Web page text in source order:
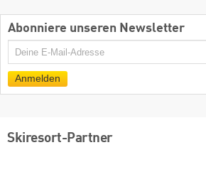
Abonniere unseren Newsletter
E-
Anmelden
Skiresort-Partner